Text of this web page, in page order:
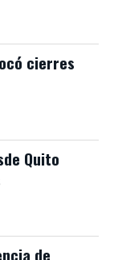
cierres
Quito
de